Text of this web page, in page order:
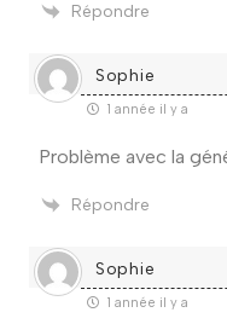
Répondre
Sophie
1 année il y a
Problème avec la
Répondre
Sophie
1 année il y a